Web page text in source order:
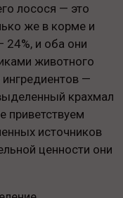
лосося — это
же в корме и
24%, и оба они
животного
—
крахмал
приветствуем
источников
ценности они